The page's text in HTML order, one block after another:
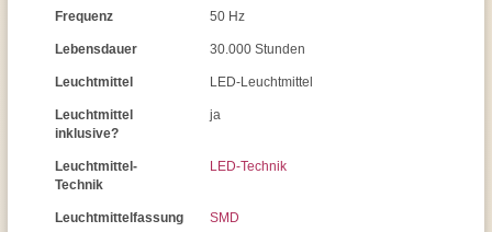
Frequenz 50 Hz
Lebensdauer 30.000 Stunden
Leuchtmittel LED-Leuchtmittel
Leuchtmittel
inklusive?
ja
Leuchtmittel-
Technik
LED-Technik
Leuchtmittelfassung SMD